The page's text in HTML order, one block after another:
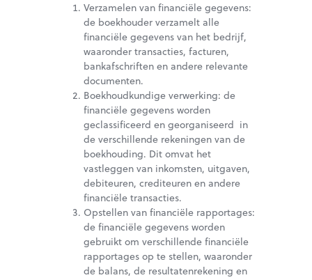
Verzamelen van financiële gegevens:
de boekhouder verzamelt alle
financiële gegevens van het bedrijf,
waaronder transacties, facturen,
bankafschriften en andere relevante
documenten.
Boekhoudkundige verwerking: de
financiële gegevens worden
geclassificeerd en georganiseerd in
de verschillende rekeningen van de
boekhouding. Dit omvat het
vastleggen van inkomsten, uitgaven,
debiteuren, crediteuren en andere
financiële transacties.
Opstellen van financiële rapportages:
de financiële gegevens worden
gebruikt om verschillende financiële
rapportages op te stellen, waaronder
de balans, de resultatenrekening en